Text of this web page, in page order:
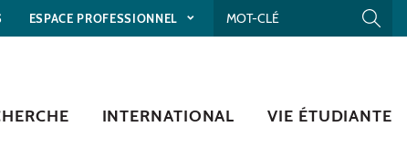
ESPACE PROFESSIONNEL
INTERNATIONAL VIE ÉTUDIANTE